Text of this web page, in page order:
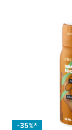
-35%*